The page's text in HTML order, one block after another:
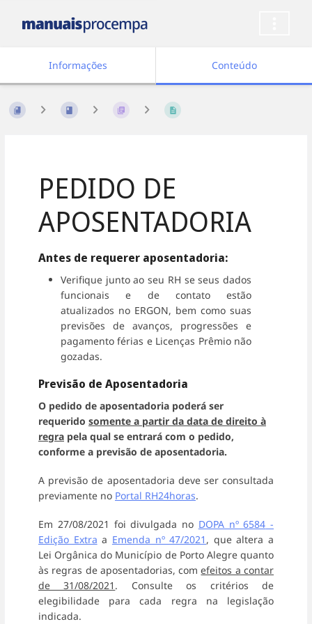
Informações Conteúdo
PEDIDO DE
APOSENTADORIA
Antes de requerer aposentadoria:
Verifique junto ao seu RH se seus dados
funcionais e de contato estão
atualizados no ERGON, bem como suas
previsões de avanços, progressões e
pagamento férias e Licenças Prêmio não
gozadas.
Previsão de Aposentadoria
O pedido de aposentadoria poderá ser
requerido somente a partir da data de direito à
regra pela qual se entrará com o pedido,
conforme a previsão de aposentadoria.
A previsão de aposentadoria deve ser consultada
previamente no Portal RH24horas.
Em 27/08/2021 foi divulgada no DOPA nº 6584 -
Edição Extra a Emenda nº 47/2021 , que altera a
Lei Orgânica do Município de Porto Alegre quanto
às regras de aposentadorias, comefeitos a contar
de 31/08/2021 . Consulte os critérios de
elegibilidade para cada regra na legislação
indicada.